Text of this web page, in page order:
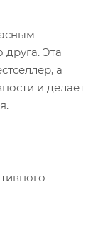
Эта
а
и делает